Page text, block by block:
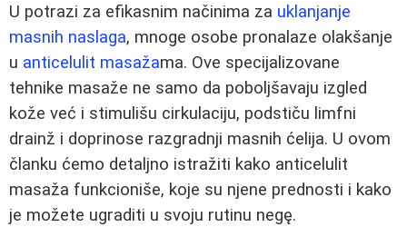
U potrazi za efikasnim načinima za uklanjanje
masnih naslaga, mnoge osobe pronalaze olakšanje
u anticelulit masažama. Ove specijalizovane
tehnike masaže ne samo da poboljšavaju izgled
kože već i stimulišu cirkulaciju, podstiču limfni
drainž i doprinose razgradnji masnih ćelija. U ovom
članku ćemo detaljno istražiti kako anticelulit
masaža funkcioniše, koje su njene prednosti i kako
je možete ugraditi u svoju rutinu negę.